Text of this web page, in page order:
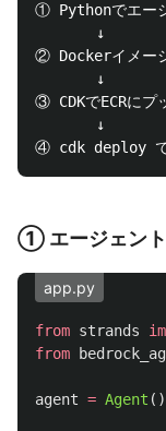
① Pythonでエー
       ↓
② Dockerイメー
       ↓
③ CDKでECRに
       ↓
① エージェント
app.py
from strands
from
agent = Agent ()